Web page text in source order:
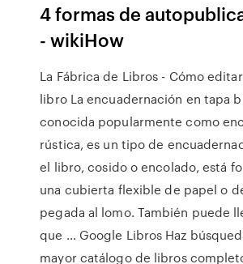
4 formas de
- wikiHow
La Fábrica de Libros - Cómo
libro La encuadernación en tapa
conocida popularmente como
rústica, es un tipo de
el libro, cosido o encolado, está
una cubierta flexible de papel o
pegada al lomo. También puede
que … Google Libros Haz
mayor catálogo de libros